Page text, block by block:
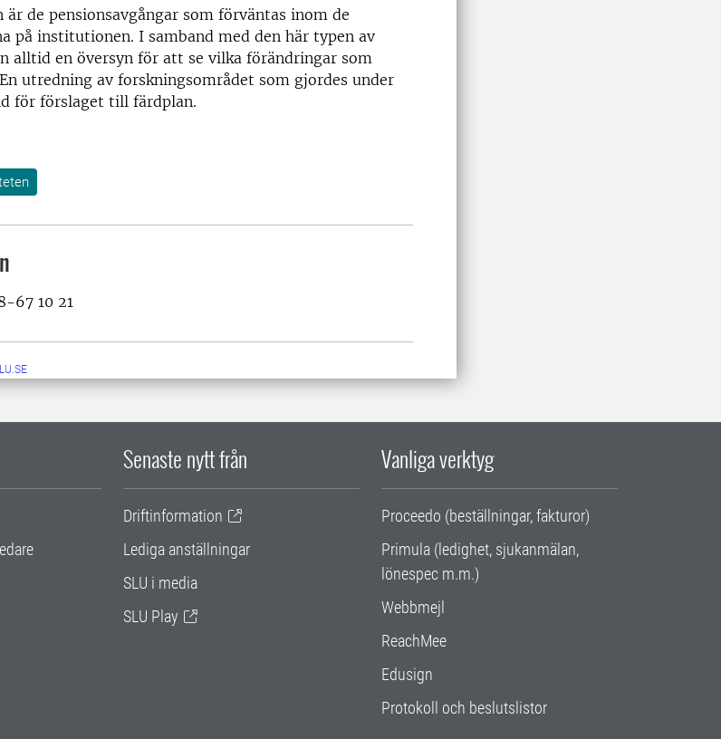
de pensionsavgångar som förväntas inom de
på institutionen. I samband med den här typen av
alltid en översyn för att se vilka förändringar som
utredning av forskningsområdet som gjordes under
för förslaget till färdplan.
67 10 21
Senaste nytt från
Driftinformation
Lediga anställningar
SLU i media
SLU Play
Vanliga verktyg
Proceedo (beställningar, fakturor)
Primula (ledighet, sjukanmälan,
lönespec m.m.)
Webbmejl
ReachMee
Edusign
Protokoll och beslutslistor